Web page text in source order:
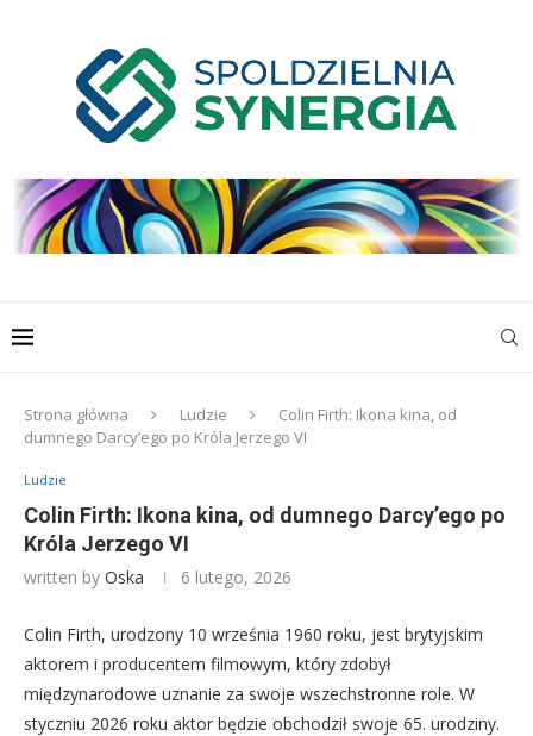
Strona główna Ludzie
Colin Firth: Ikona kina, od
dumnego Darcy’ego po Króla Jerzego VI
Ludzie
Colin Firth: Ikona kina, od dumnego Darcy’ego po
Króla Jerzego VI
written by Oska 6 lutego, 2026
Colin Firth, urodzony 10 września 1960 roku, jest brytyjskim
aktorem i producentem filmowym, który zdobył
międzynarodowe uznanie za swoje wszechstronne role. W
styczniu 2026 roku aktor będzie obchodził swoje 65. urodziny.